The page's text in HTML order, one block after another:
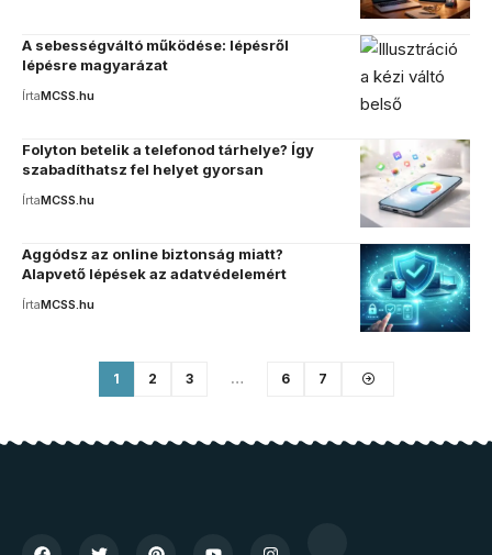
A sebességváltó működése: lépésről
lépésre magyarázat
ÍrtaMCSS.hu
Folyton betelik a telefonod tárhelye? Így
szabadíthatsz fel helyet gyorsan
ÍrtaMCSS.hu
Aggódsz az online biztonság miatt?
Alapvető lépések az adatvédelemért
ÍrtaMCSS.hu
1 2 3 … 6 7